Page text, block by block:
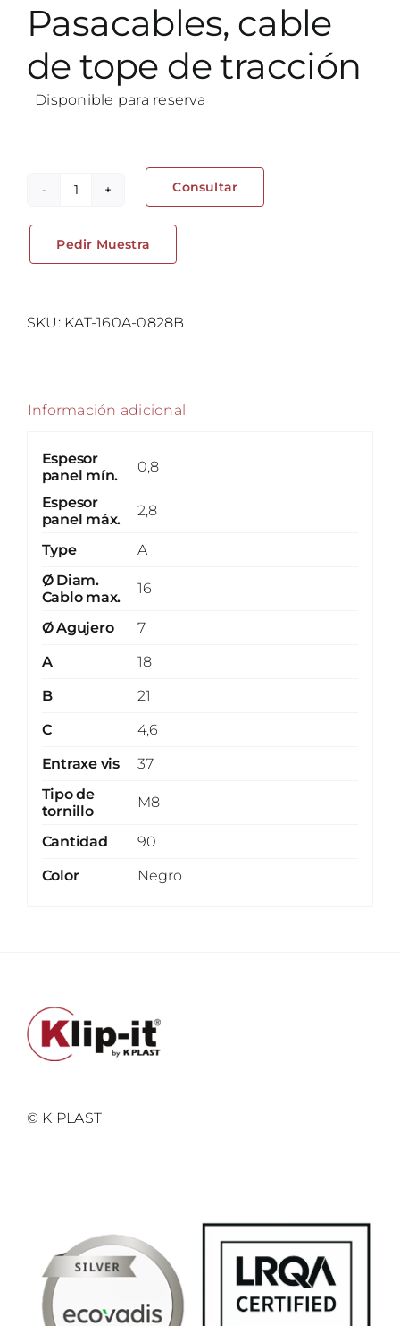
Pasacables, cable
de tope de tracción
Disponible para reserva
Pasacables,
cable
de
tracción
Consultar
Pedir Muestra
SKU: KAT-160A-0828B
Información adicional
Espesor
panel mín.
0,8
Espesor
panel máx.
2,8
Type
A
Ø Diam.
Cablo max.
16
Ø Agujero
7
A
18
B
21
C
4,6
Entraxe vis
37
Tipo de
tornillo
M8
Cantidad
90
Color
Negro
© K PLAST